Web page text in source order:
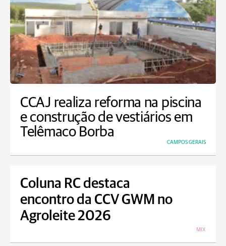
CCAJ realiza reforma na piscina
e construção de vestiários em
Telêmaco Borba
CAMPOS GERAIS
Coluna RC destaca
encontro da CCV GWM no
Agroleite 2026
MIX